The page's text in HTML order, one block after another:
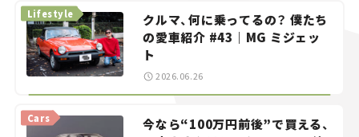
クルマ、何に乗ってるの？ 僕たち
の愛車紹介 #43｜MG ミジェッ
ト
Lifestyle
2026.06.26
今なら“100万円前後”で買える、
Cars